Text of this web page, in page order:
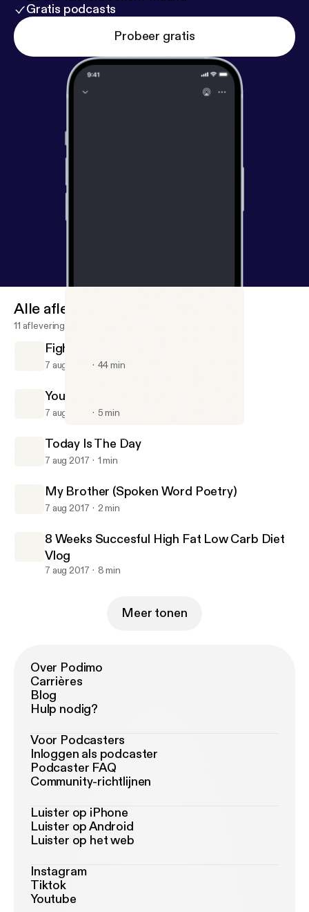
Gratis podcasts
Probeer gratis
Gavin Chase Podcast
Alle afleveringen
11 afleveringen
FightWatch #1 With Billy And Jacob
7 aug 2017 44 min
Your Room Is Your Life
7 aug 2017 5 min
Today Is The Day
7 aug 2017 1 min
My Brother (Spoken Word Poetry)
7 aug 2017 2 min
8 Weeks Succesful High Fat Low Carb Diet
Vlog
7 aug 2017 8 min
Meer tonen
Over Podimo
Carrières
Blog
Hulp nodig?
Voor Podcasters
Inloggen als podcaster
Podcaster FAQ
Community-richtlijnen
Luister op iPhone
Luister op Android
Luister op het web
Instagram
Tiktok
Youtube